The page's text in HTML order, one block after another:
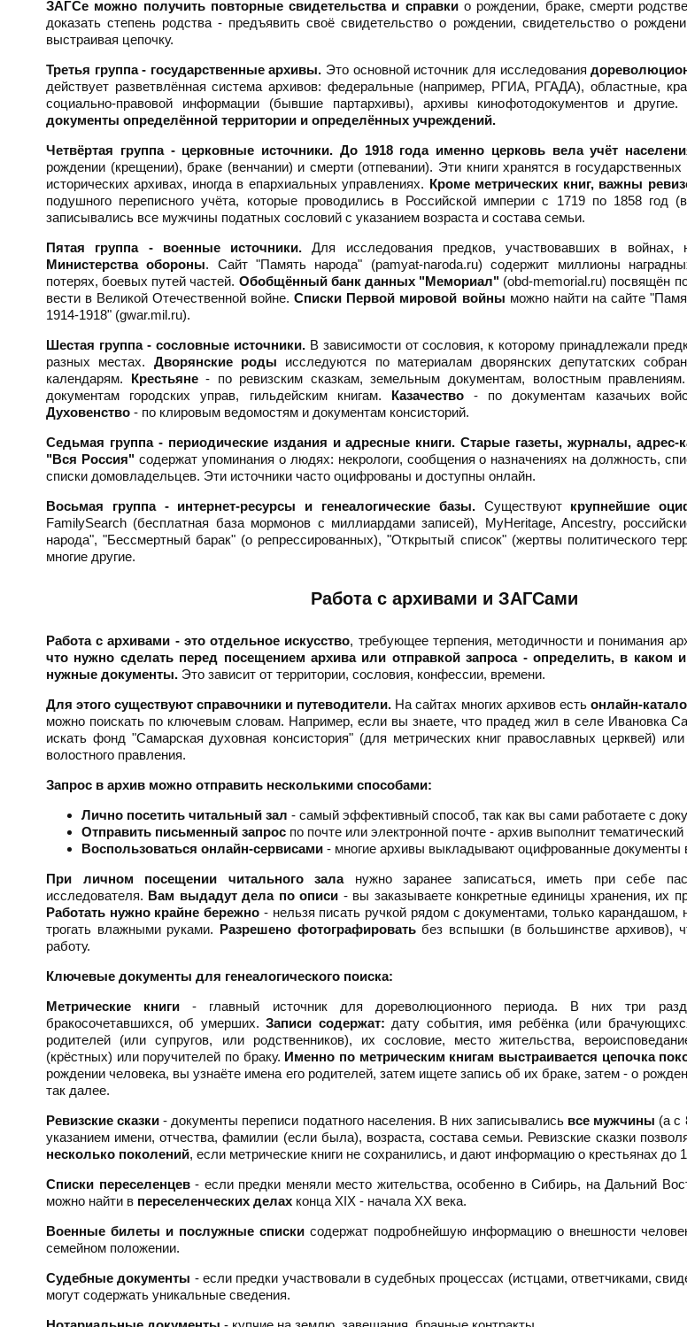
ЗАГСе можно получить повторные свидетельства и справкио рождении, браке, смерти
доказать степень родства - предъявить своё свидетельство о рождении, свидетельство о
выстраивая цепочку.
Третья группа - государственные архивы. Это основной источник для исследования
действует разветвлённая система архивов: федеральные (например, РГИА, РГАДА), областные,
социально-правовой информации (бывшие партархивы), архивы кинофотодокументов и другие.
документы определённой территории и определённых учреждений.
Четвёртая группа - церковные источники. До 1918 года именно церковь вела учёт
рождении (крещении), браке (венчании) и смерти (отпевании). Эти книги хранятся в
исторических архивах, иногда в епархиальных управлениях. Кроме метрических книг, важны
подушного переписного учёта, которые проводились в Российской империи с 1719 по 1858 год
записывались все мужчины податных сословий с указанием возраста и состава семьи.
Пятая группа - военные источники. Для исследования предков, участвовавших в войнах,
Министерства обороны. Сайт "Память народа" (pamyat-naroda.ru) содержит миллионы
потерях, боевых путей частей. Обобщённый банк данных "Мемориал" (obd-memorial.ru) посвящён
вести в Великой Отечественной войне.Списки Первой мировой войны можно найти на сайте
1914-1918" (gwar.mil.ru).
Шестая группа - сословные источники.В зависимости от сословия, к которому принадлежали
разных местах. Дворянские роды исследуются по материалам дворянских депутатских
календарям. Крестьяне- по ревизским сказкам, земельным документам, волостным правлениям.
документам городских управ, гильдейским книгам. Казачество- по документам казачьих
Духовенство - по клировым ведомостям и документам консисторий.
Седьмая группа - периодические издания и адресные книги. Старые газеты, журналы, адрес-
"Вся Россия" содержат упоминания о людях: некрологи, сообщения о назначениях на должность,
списки домовладельцев. Эти источники часто оцифрованы и доступны онлайн.
Восьмая группа - интернет-ресурсы и генеалогические базы.Существуют крупнейшие
FamilySearch (бесплатная база мормонов с миллиардами записей), MyHeritage, Ancestry,
народа", "Бессмертный барак" (о репрессированных), "Открытый список" (жертвы политического
многие другие.
Работа с архивами и ЗАГСами
Работа с архивами - это отдельное искусство, требующее терпения, методичности и понимания
что нужно сделать перед посещением архива или отправкой запроса - определить, в каком
нужные документы. Это зависит от территории, сословия, конфессии, времени.
Для этого существуют справочники и путеводители. На сайтах многих архивов есть онлайн-
можно поискать по ключевым словам. Например, если вы знаете, что прадед жил в селе Ивановка
искать фонд "Самарская духовная консистория" (для метрических книг православных церквей)
волостного правления.
Запрос в архив можно отправить несколькими способами:
Лично посетить читальный зал - самый эффективный способ, так как вы сами работаете с
Отправить письменный запрос по почте или электронной почте - архив выполнит тематический
Воспользоваться онлайн-сервисами - многие архивы выкладывают оцифрованные документы
При личном посещении читального заланужно заранее записаться, иметь при себе
исследователя. Вам выдадут дела по описи - вы заказываете конкретные единицы хранения, их
Работать нужно крайне бережно - нельзя писать ручкой рядом с документами, только карандашом,
трогать влажными руками. Разрешено фотографироватьбез вспышки (в большинстве архивов),
работу.
Ключевые документы для генеалогического поиска:
Метрические книги - главный источник для дореволюционного периода. В них три
бракосочетавшихся, об умерших.Записи содержат: дату события, имя ребёнка (или
родителей (или супругов, или родственников), их сословие, место жительства,
(крёстных) или поручителей по браку. Именно по метрическим книгам выстраивается цепочка
рождении человека, вы узнаёте имена его родителей, затем ищете запись об их браке, затем - о
так далее.
Ревизские сказки - документы переписи податного населения. В них записывались все мужчины (а с
указанием имени, отчества, фамилии (если была), возраста, состава семьи. Ревизские сказки
несколько поколений, если метрические книги не сохранились, и дают информацию о крестьянах до
Списки переселенцев- если предки меняли место жительства, особенно в Сибирь, на Дальний
можно найти в переселенческих делах конца XIX - начала XX века.
Военные билеты и послужные списки содержат подробнейшую информацию о внешности
семейном положении.
Судебные документы - если предки участвовали в судебных процессах (истцами, ответчиками,
могут содержать уникальные сведения.